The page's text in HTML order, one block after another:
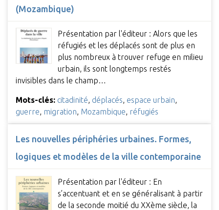
(Mozambique)
Présentation par l'éditeur : Alors que les
réfugiés et les déplacés sont de plus en
plus nombreux à trouver refuge en milieu
urbain, ils sont longtemps restés
invisibles dans le champ…
Mots-clés: citadinité, déplacés, espace urbain,
guerre, migration, Mozambique, réfugiés
Les nouvelles périphéries urbaines. Formes,
logiques et modèles de la ville contemporaine
Présentation par l'éditeur : En
s’accentuant et en se généralisant à partir
de la seconde moitié du XXème siècle, la